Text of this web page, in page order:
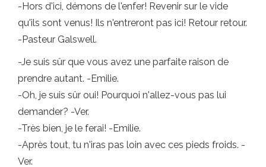
-Hors d'ici, démons de l'enfer! Revenir sur le vide
qu'ils sont venus! Ils n'entreront pas ici! Retour retour.
-Pasteur Galswell.
-Je suis sûr que vous avez une parfaite raison de
prendre autant. -Emilie.
-Oh, je suis sûr oui! Pourquoi n'allez-vous pas lui
demander? -Ver.
-Très bien, je le ferai! -Emilie.
-Après tout, tu n'iras pas loin avec ces pieds froids. -
Ver.